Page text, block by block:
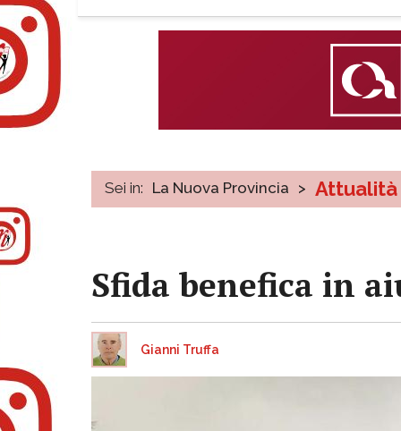
Sei in: La Nuova Provincia > Attualità
Sfida benefica in
Gianni Truffa